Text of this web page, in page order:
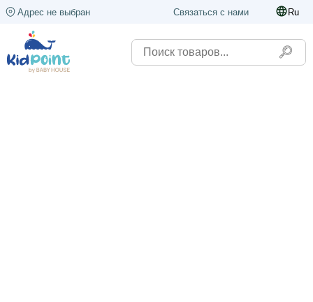
Адрес не выбран Связаться с нами Ru